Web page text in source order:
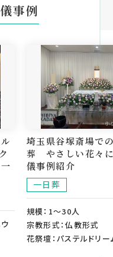
事例
埼玉県谷塚斎場で
葬 やさしい花々
儀事例紹介
一日葬
規模：1～30人
宗教形式：仏教形式
花祭壇：パステルドリー